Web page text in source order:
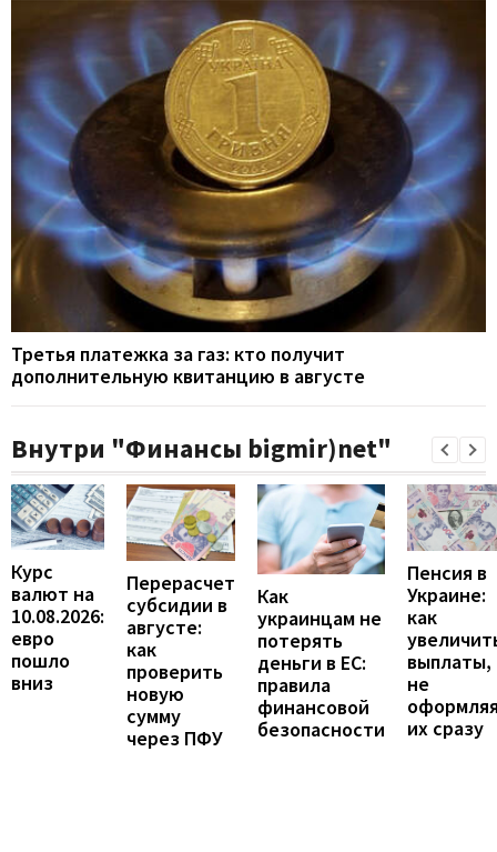
Третья платежка за газ: кто получит
дополнительную квитанцию в августе
Внутри "Финансы bigmir)net"
Курс
валют на
10.08.2026:
евро
пошло
вниз
Перерасчет
субсидии в
августе:
как
проверить
новую
сумму
через ПФУ
Как
украинцам не
потерять
деньги в ЕС:
правила
финансовой
безопасности
Пенсия в
Украине:
как
выплаты,
не
их сразу